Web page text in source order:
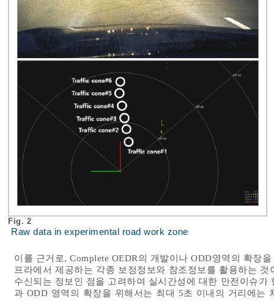
Fig. 2
Raw data in experimental road work zone
이를 근거로, Complete OEDR의 개발이나 ODD영역의 확장
프라에서 제공하는 각종 보정정보와 참조정보를 활용하는
수신되는 정보인 점을 고려하여 실시간성에 대한 안전이슈
과 ODD 영역의 확장을 위해서는 최대 5초 이내의 거리에는